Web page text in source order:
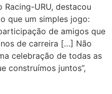
URU, destacou
que um simples jogo:
de amigos que
de carreira […] Não
celebração de todas as
construímos juntos”,